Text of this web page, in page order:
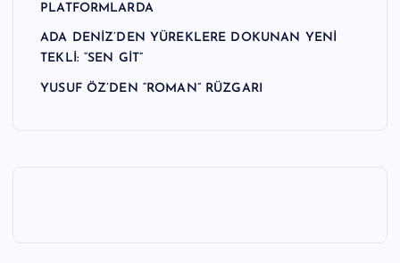
PLATFORMLARDA
ADA DENİZ’DEN YÜREKLERE DOKUNAN YENİ
TEKLİ: “SEN GİT”
YUSUF ÖZ’DEN “ROMAN” RÜZGARI